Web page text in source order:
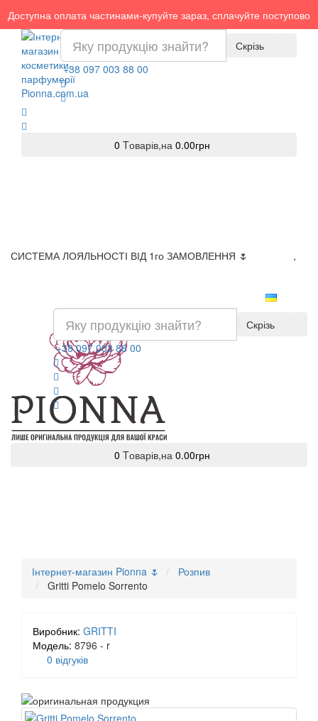
Доступна оплата частинами-купуйте зараз, сплачуйте поступово
Скрізь
+38 097 003 88 00
0 Tоварів,на 0.00грн
СИСТЕМА ЛОЯЛЬНОСТІ ВІД 1го ЗАМОВЛЕННЯ 🌷
,
Скрізь
+38 097 003 88 00
0 Tоварів,на 0.00грн
Інтернет-магазин Pionna 🌷
Розпив
Gritti Pomelo Sorrento
Виробник: GRITTI
Модель: 8796 - r
0 відгуків